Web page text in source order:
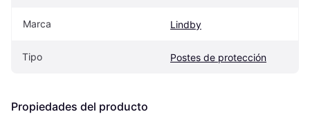
Marca Lindby
Tipo Postes de protección
Propiedades del producto